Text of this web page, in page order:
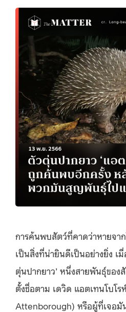
การค้นพบสัตว์ที่คาดว่าหายจา
เป็นสิ่งที่น่ายินดีเป็นอย่างยิ่ง เ
ตุ่นปากยาว’ หนึ่งสายพันธุ์ของ
ตั้งชื่อตาม เดวิด แอตเทนโบโร
Attenborough) หรือผู้ที่เจอมั